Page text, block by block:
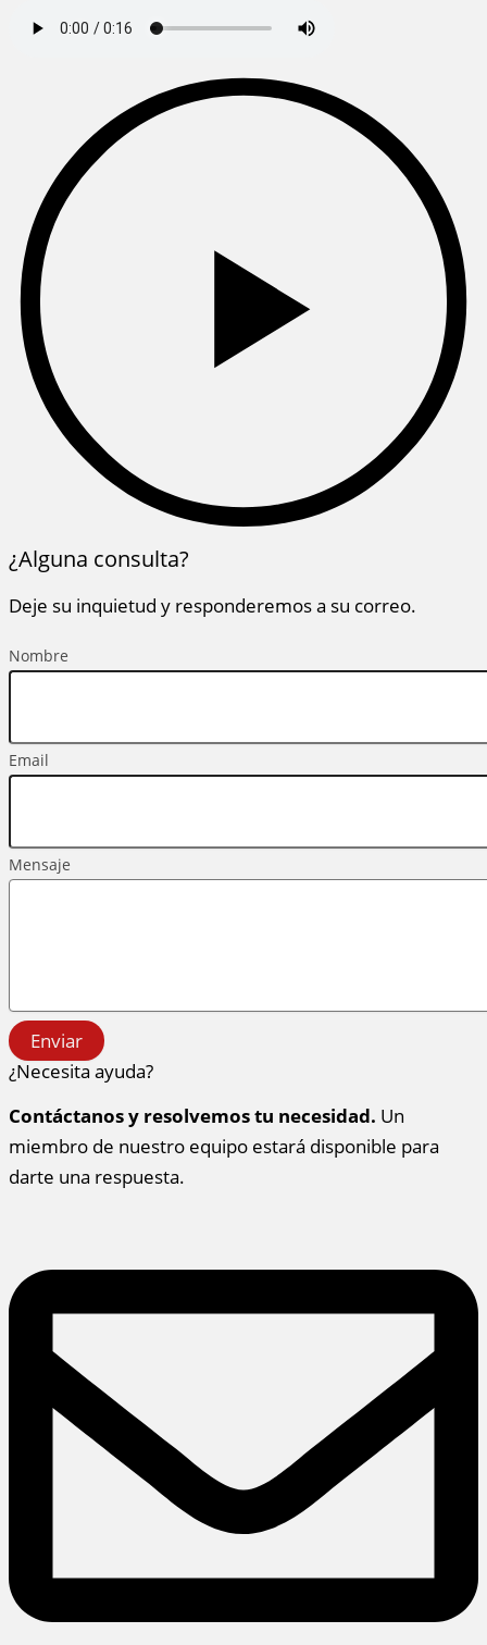
¿Alguna consulta?
Deje su inquietud y responderemos a su correo.
Nombre
Email
Mensaje
Enviar
¿Necesita ayuda?
Contáctanos y resolvemos tu necesidad. Un
miembro de nuestro equipo estará disponible para
darte una respuesta.